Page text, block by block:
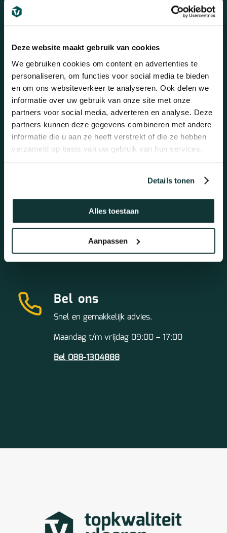
Deze website maakt gebruik van cookies
We gebruiken cookies om content en advertenties te
personaliseren, om functies voor social media te bieden
en om ons websiteverkeer te analyseren. Ook delen we
informatie over uw gebruik van onze site met onze
partners voor social media, adverteren en analyse. Deze
partners kunnen deze gegevens combineren met andere
informatie die u aan ze heeft verstrekt of die ze hebben
verzameld op basis van uw gebruik van hun services.
Details tonen
Alles toestaan
Aanpassen
Bezoek onze showroom
Bezoek 100m2 aan showroom! (alleen op
afspraak!)
Betuwehaven 21
3433 PV NIEUWEGEIN
Bezoek onze showroom
Altijd dezelfde werkdag antwoord!
info@topkwaliteitvloeren.nl
Bel ons
Snel en gemakkelijk advies.
Maandag t/m vrijdag 09:00 – 17:00
Bel 088-1304888